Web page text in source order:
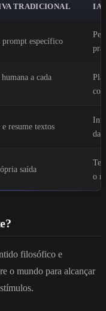
TRADICIONAL IA
prompt específico
a cada
e resume textos
saída
o
filosófico e
o mundo para alcançar